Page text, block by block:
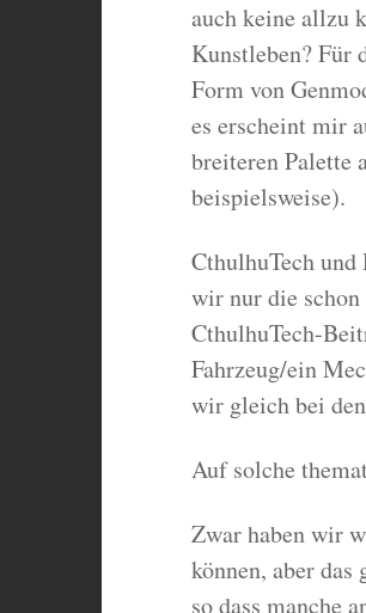
auch keine allzu
Kunstleben? Für
Form von
es erscheint mir
breiteren Palette
beispielsweise).
CthulhuTech
wir nur die schon
CthulhuTech-
Fahrzeug/ein
wir gleich bei
Auf solche
Zwar haben wir
können, aber das
so dass manche